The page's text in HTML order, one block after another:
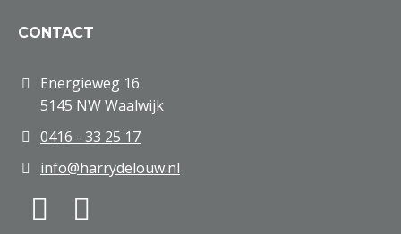
CONTACT
Energieweg 16
5145 NW Waalwijk
0416 - 33 25 17
info@harrydelouw.nl